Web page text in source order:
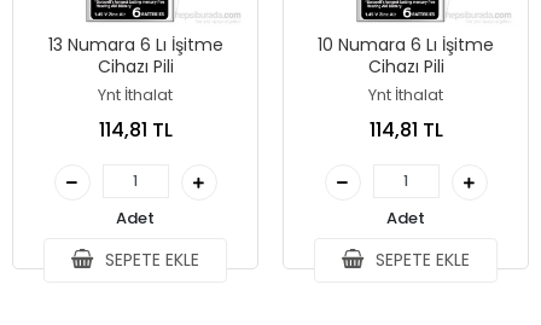
13 Numara 6 Lı İşitme
Cihazı Pili
Ynt İthalat
114,81 TL
Adet
SEPETE EKLE
10 Numara 6 Lı İşitme
Cihazı Pili
Ynt İthalat
114,81 TL
Adet
SEPETE EKLE